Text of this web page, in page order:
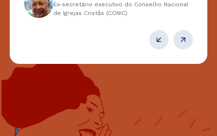
Ex-secretário executivo do Conselho Nacional
de Igrejas Cristãs (CONIC)